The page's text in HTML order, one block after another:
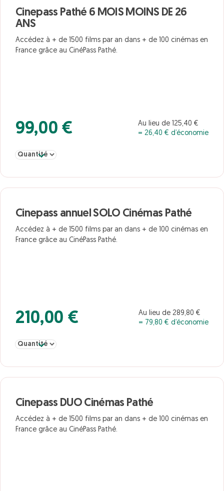
Cinepass Pathé 6 MOIS MOINS DE 26
ANS
Accédez à + de 1500 films par an dans + de 100 cinémas en
France grâce au CinéPass Pathé.
99,00 €
Au lieu de 125,40 €
= 26,40 € d’économie
Sélectionner la quantité pour Cinepass Pathé 6 MOIS MOINS DE
Cinepass annuel SOLO Cinémas Pathé
Accédez à + de 1500 films par an dans + de 100 cinémas en
France grâce au CinéPass Pathé.
210,00 €
Au lieu de 289,80 €
= 79,80 € d’économie
Sélectionner la quantité pour Cinepass annuel SOLO Cinémas
Cinepass DUO Cinémas Pathé
Accédez à + de 1500 films par an dans + de 100 cinémas en
France grâce au CinéPass Pathé.